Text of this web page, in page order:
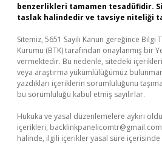
benzerlikleri tamamen tesadüfidir.
taslak halindedir ve tavsiye niteliği
Sitemiz, 5651 Sayılı Kanun gereğince
Kurumu (BTK) tarafından onaylanmış bir
vermektedir. Bu nedenle, sitedeki
veya araştırma yükümlülüğümüz
yazdıkları içeriklerin sorumluluğunu
bu sorumluluğu kabul etmiş sayılırlar.
Hukuka ve yasal düzenlemelere aykırı
içerikleri, backlinkpanelicomtr@gmail.com
halinde, ilgili içerikler yasal süre içerisinde